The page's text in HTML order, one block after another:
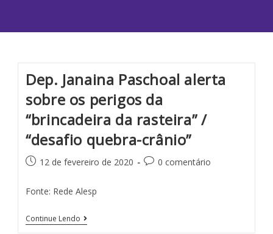
Dep. Janaina Paschoal alerta
sobre os perigos da
“brincadeira da rasteira” /
“desafio quebra-crânio”
12 de fevereiro de 2020 0 comentário
Fonte: Rede Alesp
Continue Lendo